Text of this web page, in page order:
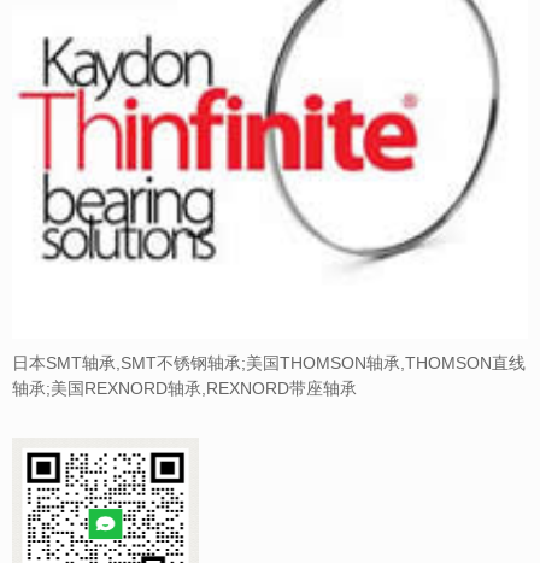
日本SMT轴承,SMT不锈钢轴承;美国THOMSON轴承,THOMSON直线
轴承;美国REXNORD轴承,REXNORD带座轴承